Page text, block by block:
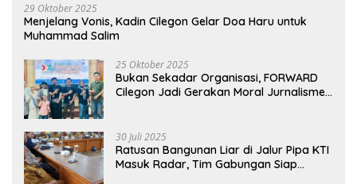
29 Oktober 2025
Menjelang Vonis, Kadin Cilegon Gelar Doa Haru untuk
Muhammad Salim
25 Oktober 2025
Bukan Sekadar Organisasi, FORWARD
Cilegon Jadi Gerakan Moral Jurnalisme
30 Juli 2025
Ratusan Bangunan Liar di Jalur Pipa KTI
Masuk Radar, Tim Gabungan Siap